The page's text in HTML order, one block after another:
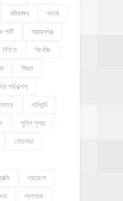
নদীভাঙ্গন নববর্ষ
পার্টি নারায়নগঞ্জ
নি'হ'ত নিখোঁজ
নিহত
পরিকল্পনা
পানিবন্দি
পুলিশ সুপার
পৌরসভা
প্রচারণা
প্রতারক